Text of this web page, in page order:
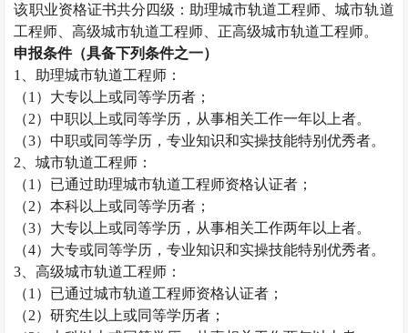
该职业资格证书共分四级：助理城市轨道工程师、城市轨道
工程师、高级城市轨道工程师、正高级城市轨道工程师。
申报条件（具备下列条件之一）
1
、助理城市轨道工程师：
（1 ）大专以上或同等学历者；
（2）中职以上或同等学历，从事相关工作一年以上者。
（3）中职或同等学历，专业知识和实操技能特别优秀者。
2 、城市轨道工程师：
（1 ）已通过助理城市轨道工程师资格认证者；
（2）本科以上或同等学历者；
（3）大专以上或同等学历，从事相关工作两年以上者。
（4）大专或同等学历，专业知识和实操技能特别优秀者。
3 、高级城市轨道工程师：
（1 ）已通过城市轨道工程师资格认证者；
（2）研究生以上或同等学历者；